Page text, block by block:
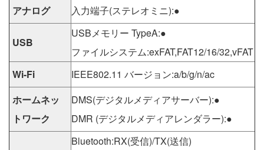
アナログ
入力端子(ステレオミニ):●
USB
USBメモリー TypeA:●
ファイルシステム:exFAT,FAT12/16/32,vFAT
Wi-Fi
IEEE802.11 バージョン:a/b/g/n/ac
ホームネッ
トワーク
DMS(デジタルメディアサーバー):●
DMR (デジタルメディアレンダラー):●
Bluetooth:RX(受信)/TX(送信)